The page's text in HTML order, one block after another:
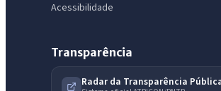
Acessibilidade
Transparência
Radar da Transparência